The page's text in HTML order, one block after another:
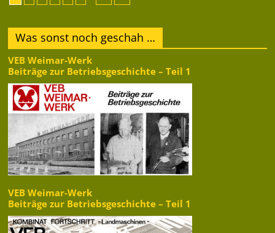
Was sonst noch geschah …
VEB Weimar-Werk
Beiträge zur Betriebsgeschichte – Teil 1
VEB Weimar-Werk
Beiträge zur Betriebsgeschichte – Teil 1